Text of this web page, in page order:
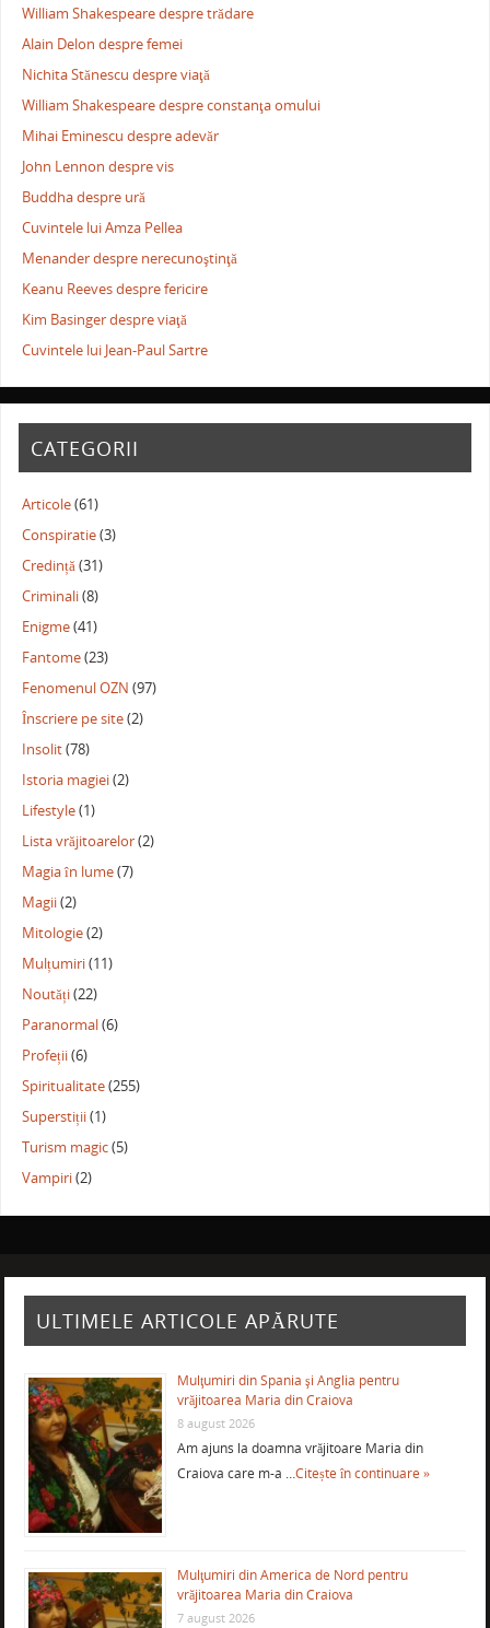
William Shakespeare despre trădare
Alain Delon despre femei
Nichita Stănescu despre viaţă
William Shakespeare despre constanţa omului
Mihai Eminescu despre adevăr
John Lennon despre vis
Buddha despre ură
Cuvintele lui Amza Pellea
Menander despre nerecunoştinţă
Keanu Reeves despre fericire
Kim Basinger despre viaţă
Cuvintele lui Jean-Paul Sartre
CATEGORII
Articole(61)
Conspiratie(3)
Credință(31)
Criminali(8)
Enigme(41)
Fantome(23)
Fenomenul OZN (97)
Înscriere pe site(2)
Insolit(78)
Istoria magiei(2)
Lifestyle(1)
Lista vrăjitoarelor(2)
Magia în lume(7)
Magii(2)
Mitologie(2)
Mulțumiri(11)
Noutăți(22)
Paranormal(6)
Profeții(6)
Spiritualitate(255)
Superstiții(1)
Turism magic(5)
Vampiri(2)
ULTIMELE ARTICOLE APĂRUTE
Mulţumiri din Spania şi Anglia pentru
vrăjitoarea Maria din Craiova
8 august 2026
Am ajuns la doamna vrăjitoare Maria din
Craiova care m-a …Citește în continuare »
Mulţumiri din America de Nord pentru
vrăjitoarea Maria din Craiova
7 august 2026